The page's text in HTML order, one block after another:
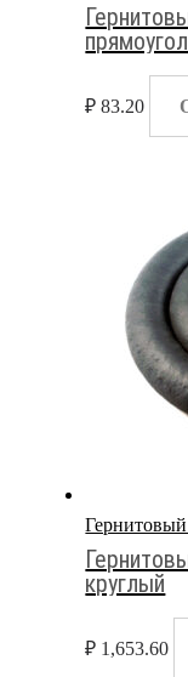
₽ 83.20
круглый
₽ 1,653.60